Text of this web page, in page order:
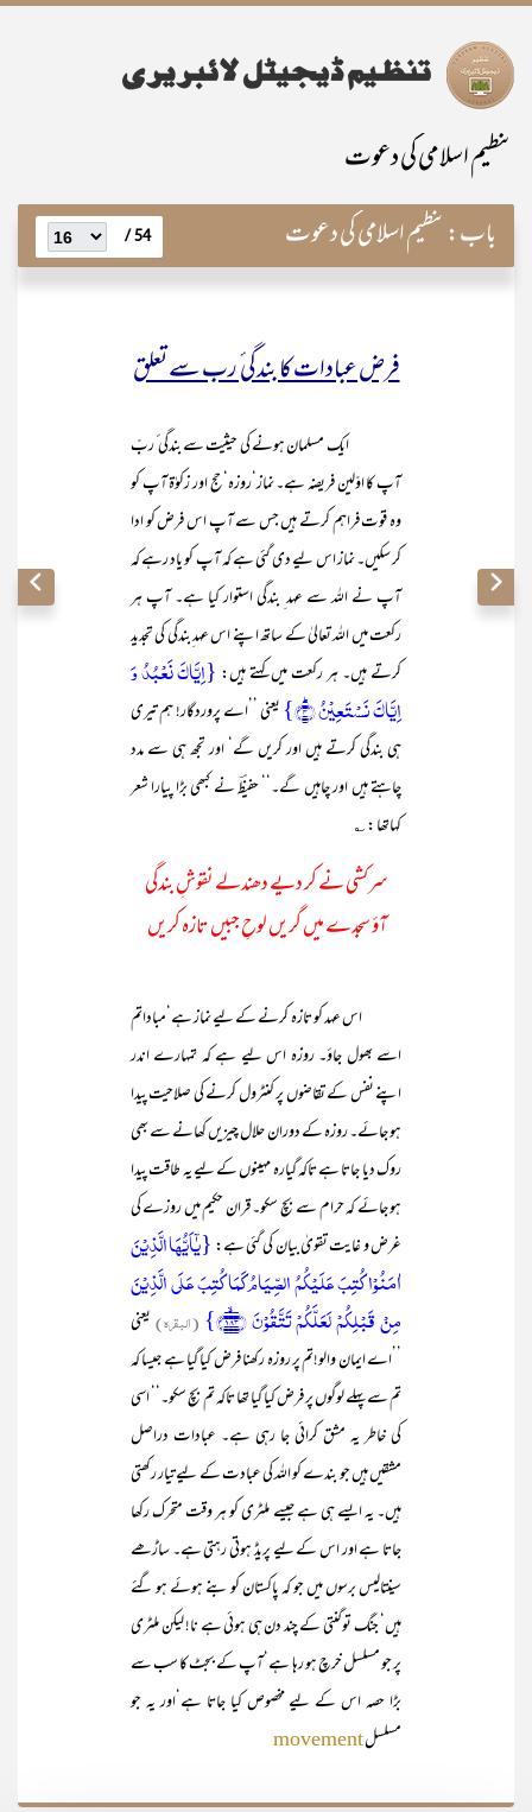
تنظیم اسلامی کی دعوت
باب:تنظیم اسلامی کی دعوت 54 /
فرض عبادات کا بندگی ٔ رب سے تعلق
ایک مسلمان ہونے کی حیثیت سے بندگی ٔ ربّ
آپ کا اوّلین فریضہ ہے۔ نماز‘روزہ‘حج اور زکوٰۃ آپ کو
وہ قوت فراہم کرتے ہیں جس سے آپ اس فرض کو ادا
کر سکیں۔ نماز اس لیے دی گئی ہے کہ آپ کو یاد رہے کہ
آپ نے اللہ سے عہد ِ بندگی استوار کیا ہے۔ آپ ہر
رکعت میں اللہ تعالیٰ کے ساتھ اپنے اس عہد ِبندگی کی تجدید
کرتے ہیں۔ ہر رکعت میں کہتے ہیں: {اِیَّاکَ نَعۡبُدُ وَ
اِیَّاکَ نَسۡتَعِیۡنُ ؕ﴿۴﴾}
یعنی ’’اے پروردگار! ہم تیری
ہی بندگی کرتے ہیں اور کریں گے‘ اور تجھ ہی سے مدد
چاہتے ہیں اور چاہیں گے۔‘‘ حفیظؔ نے کبھی بڑا پیارا شعر
کہاتھا : ؎
سرکشی نے کر دیے دھندلے نقوشِ بندگی
آؤ سجدے میں گریں لوحِ جبیں تازہ کریں
اس عہد کو تازہ کرنے کے لیے نماز ہے‘مباداتم
اسے بھول جاؤ۔ روزہ اس لیے ہے کہ تمہارے اندر
اپنے نفس کے تقاضوں پر کنٹرول کرنے کی صلاحیت پیدا
ہو جائے۔ روزہ کے دوران حلال چیزیں کھانے سے بھی
روک دیا جاتا ہے تاکہ گیارہ مہینوں کے لیے یہ طاقت پیدا
ہو جائے کہ حرام سے بچ سکو۔ قران حکیم میں روزے کی
غرض و غایت تقویٰ بیان کی گئی ہے:{یٰۤاَیُّہَا الَّذِیۡنَ
اٰمَنُوۡا کُتِبَ عَلَیۡکُمُ الصِّیَامُ کَمَا کُتِبَ عَلَی الَّذِیۡنَ
مِنۡ قَبۡلِکُمۡ لَعَلَّکُمۡ تَتَّقُوۡنَ ﴿۱۸۳﴾ۙ}
(البقرہ)یعنی
’’اے ایمان والو!تم پر روزہ رکھنا فرض کیا گیا ہے جیسا کہ
تم سے پہلے لوگوں پر فرض کیا گیا تھا تاکہ تم بچ سکو۔‘‘ اسی
کی خاطر یہ مشق کرائی جا رہی ہے۔ عبادات دراصل
مشقیں ہیں جو بندے کو اللہ کی عبادت کے لیے تیار رکھتی
ہیں۔ یہ ایسے ہی ہے جیسے ملٹری کو ہر وقت متحرک رکھا
جاتا ہے اور اس کے لیے پریڈ ہوتی رہتی ہے۔ ساڑھے
سینتالیس برسوں میں جو کہ پاکستان کو بنے ہوئے ہو گئے
ہیں‘ جنگ تو گنتی کے چند دن ہی ہوئی ہے نا! لیکن ملٹری
پر جو مسلسل خرچ ہو رہا ہے‘آپ کے بجٹ کا سب سے
بڑا حصہ اس کے لیے مخصوص کیا جاتا ہے‘اور یہ جو
مسلسلmovement